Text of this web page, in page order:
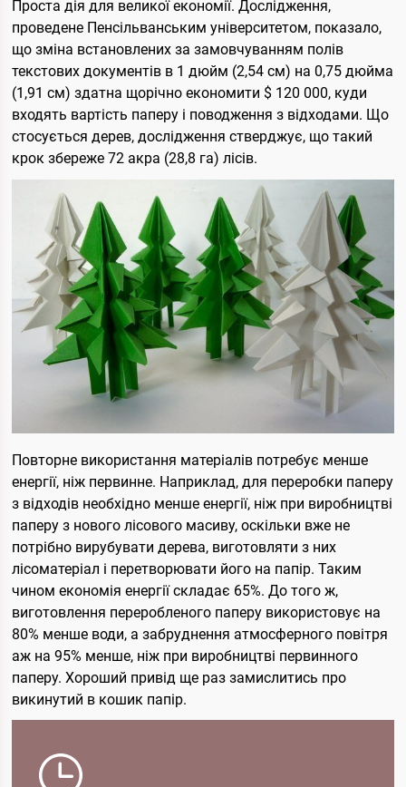
Проста дія для великої економії. Дослідження,
проведене Пенсільванським університетом, показало,
що зміна встановлених за замовчуванням полів
текстових документів в 1 дюйм (2,54 см) на 0,75 дюйма
(1,91 см) здатна щорічно економити $ 120 000, куди
входять вартість паперу і поводження з відходами. Що
стосується дерев, дослідження стверджує, що такий
крок збереже 72 акра (28,8 га) лісів.
Повторне використання матеріалів потребує менше
енергії, ніж первинне. Наприклад, для переробки паперу
з відходів необхідно менше енергії, ніж при виробництві
паперу з нового лісового масиву, оскільки вже не
потрібно вирубувати дерева, виготовляти з них
лісоматеріал і перетворювати його на папір. Таким
чином економія енергії складає 65%. До того ж,
виготовлення переробленого паперу використовує на
80% менше води, а забруднення атмосферного повітря
аж на 95% менше, ніж при виробництві первинного
паперу. Хороший привід ще раз замислитись про
викинутий в кошик папір.